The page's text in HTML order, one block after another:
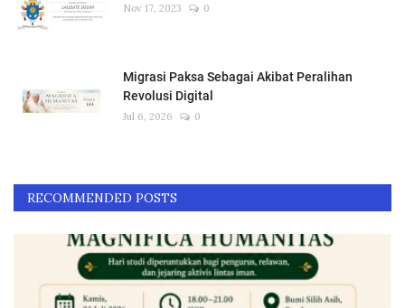
Nov 17, 2023 0
Migrasi Paksa Sebagai Akibat Peralihan
Revolusi Digital
Jul 6, 2026 0
RECOMMENDED POSTS